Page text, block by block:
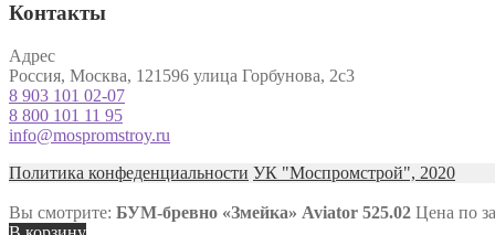
Контакты
Адрес
Россия, Москва, 121596 улица Горбунова, 2с3
8 903 101 02-07
8 800 101 11 95
info@mospromstroy.ru
Политика конфеденциальности УК "Моспромстрой", 2020
Вы смотрите: БУМ-бревно «Змейка» Aviator 525.02 Цена по